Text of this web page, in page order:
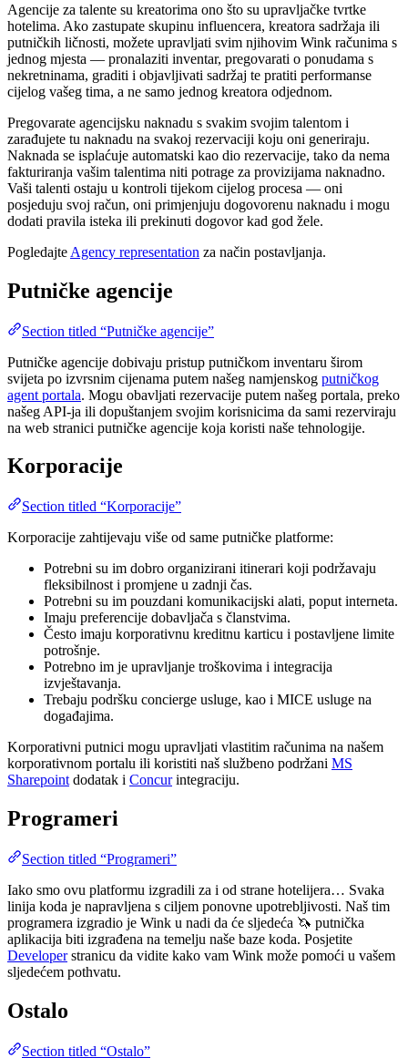
Agencije za talente su kreatorima ono što su upravljačke tvrtke
hotelima. Ako zastupate skupinu influencera, kreatora sadržaja ili
putničkih ličnosti, možete upravljati svim njihovim Wink računima s
jednog mjesta — pronalaziti inventar, pregovarati o ponudama s
nekretninama, graditi i objavljivati sadržaj te pratiti performanse
cijelog vašeg tima, a ne samo jednog kreatora odjednom.
Pregovarate agencijsku naknadu s svakim svojim talentom i
zarađujete tu naknadu na svakoj rezervaciji koju oni generiraju.
Naknada se isplaćuje automatski kao dio rezervacije, tako da nema
fakturiranja vašim talentima niti potrage za provizijama naknadno.
Vaši talenti ostaju u kontroli tijekom cijelog procesa — oni
posjeduju svoj račun, oni primjenjuju dogovorenu naknadu i mogu
dodati pravila isteka ili prekinuti dogovor kad god žele.
Pogledajte Agency representation za način postavljanja.
Putničke agencije
Section titled “Putničke agencije”
Putničke agencije dobivaju pristup putničkom inventaru širom
svijeta po izvrsnim cijenama putem našeg namjenskog putničkog
agent portala. Mogu obavljati rezervacije putem našeg portala, preko
našeg API-ja ili dopuštanjem svojim korisnicima da sami rezerviraju
na web stranici putničke agencije koja koristi naše tehnologije.
Korporacije
Section titled “Korporacije”
Korporacije zahtijevaju više od same putničke platforme:
Potrebni su im dobro organizirani itinerari koji podržavaju
fleksibilnost i promjene u zadnji čas.
Potrebni su im pouzdani komunikacijski alati, poput interneta.
Imaju preferencije dobavljača s članstvima.
Često imaju korporativnu kreditnu karticu i postavljene limite
potrošnje.
Potrebno im je upravljanje troškovima i integracija
izvještavanja.
Trebaju podršku concierge usluge, kao i MICE usluge na
događajima.
Korporativni putnici mogu upravljati vlastitim računima na našem
korporativnom portalu ili koristiti naš službeno podržani MS
Sharepoint dodatak i Concurintegraciju.
Programeri
Section titled “Programeri”
Iako smo ovu platformu izgradili za i od strane hotelijera… Svaka
linija koda je napravljena s ciljem ponovne upotrebljivosti. Naš tim
programera izgradio je Wink u nadi da će sljedeća 🦄 putnička
aplikacija biti izgrađena na temelju naše baze koda. Posjetite
Developerstranicu da vidite kako vam Wink može pomoći u vašem
sljedećem pothvatu.
Ostalo
Section titled “Ostalo”